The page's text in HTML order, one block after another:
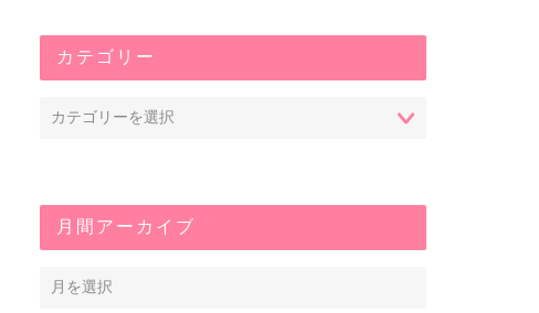
一人暮らしのお風呂掃除頻度は週何
回？掃除の楽なやり方やお風呂場が
カテゴリー
月間アーカイブ